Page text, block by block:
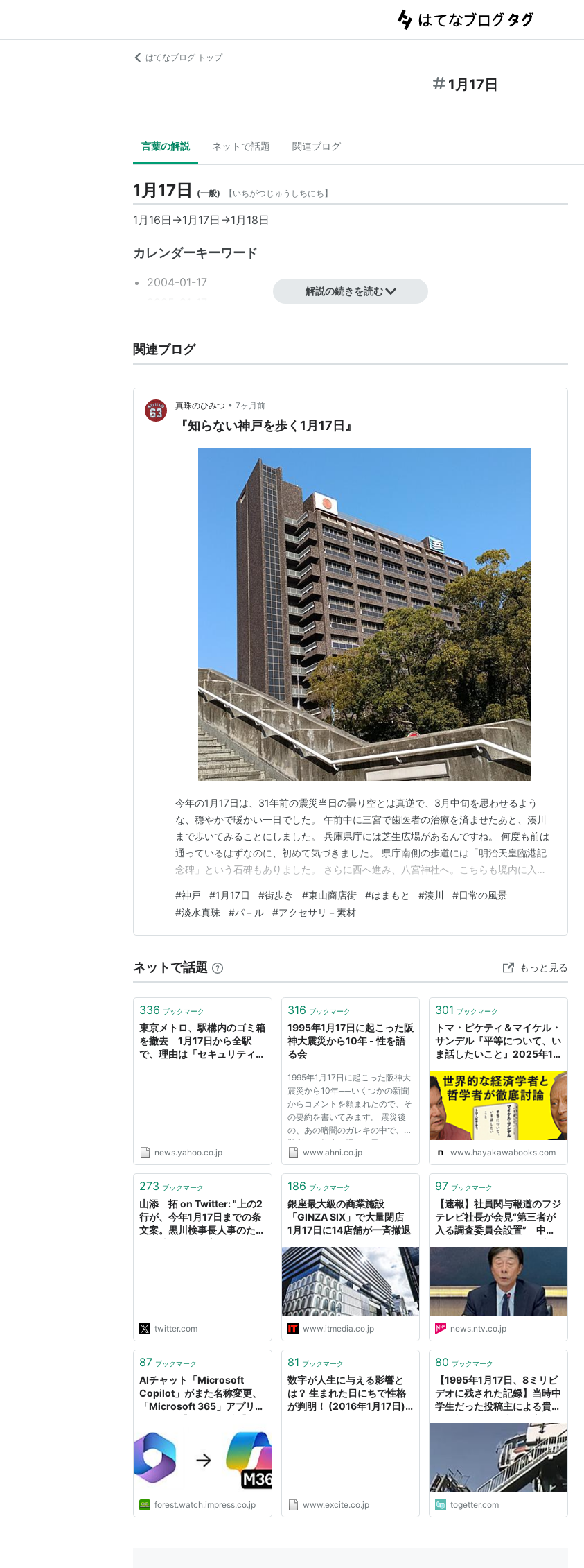
はてなブログ トップ
1月17日
言葉の解説 ネットで話題 関連ブログ
1月17日 (一般) 【いちがつじゅうしちにち】
1月16日 →1月17日 →1月18日
カレンダーキーワード
2004-01-17
2007-01-17
2008-01-17
2010-01-17
2011-01-17
長谷川海太郎（作家）
細川隆元（政治評論家）
1929年 村田英雄（歌手）
1935年 大久保清（死刑囚）
1953年 南井克巳（調教師・元騎手）
1959年 山口百恵（歌手・俳優）
1962年 ジム・キャリー（俳優）
1968年 瀬名秀明（SF作家）
1970年 望月成晃（プロレスラー：DRAGON GATE）
1972年 平井堅（歌手）
1974年 マーク・ロビンソン（プロラグビー選手：神戸製鋼コベルコスティーラー
1978年 金子貴俊（タレント）
フィクション
1989年 桜咲刹那（魔法先生ネギま！）
2007年 阿部良雄（文学者。ボードレール研究者）
2010年 郷里大輔（声優）
出来事
1991年 湾岸戦争勃発
1月17日 今日は何の日〜毎日が記念日〜
http://www.d4.dion.ne.jp/~warapon/data00/birth-0117.htm
http://www.d4.dion.ne.jp/~warapon/data04/death-0117.htm
http://www.d4.dion.ne.jp/~warapon/data02/media-0117.htm
解説の続きを読む
関連ブログ
真珠のひみつ • 7ヶ月前
『知らない神戸を歩く1月17日』
今年の1月17日は、31年前の震災当日の曇り空とは真逆で、3月中旬を思わせるよう
な、穏やかで暖かい一日でした。 午前中に三宮で歯医者の治療を済ませたあと、湊川
まで歩いてみることにしました。 兵庫県庁には芝生広場があるんですね。 何度も前は
通っているはずなのに、初めて気づきました。 県庁南側の歩道には「明治天皇臨港記
念碑」という石碑もありました。 さらに西へ進み、八宮神社へ。こちらも境内に入る
に育ち、来月で58年。 それでも、まだまだ知らない場所がたくさんあります。 湊川に
着くころには、ちょうどお昼時。 東山商店街の…
#神戸 #1月17日 #街歩き #東山商店街 #はまもと #湊川 #日常の風景
#淡水真珠 #パ－ル #アクセサリ－素材
ネットで話題 もっと見る
336 ブックマーク
東京メトロ、駅構内のゴミ箱
を撤去 1月17日から全駅
で、理由は「セキュリティ強
news.yahoo.co.jp
316 ブックマーク
1995年1月17日に起こった阪
神大震災から10年 - 性を語
る会
1995年1月17日に起こった阪神大
震災から10年──いくつかの新聞
からコメントを頼まれたので、そ
の要約を書いてみます。 震災後
の、あの暗闇のガレキの中で、避
難所で、校庭の隅で、男たちによ
るレイプ事件は頻発していたのに
されず、社会問題として浮上して
震...
www.ahni.co.jp
301 ブックマーク
トマ・ピケティ＆マイケル・
サンデル『平等について、い
ま話したいこと』2025年1
Hayakawa Books &
Magazines（β）
www.hayakawabooks.com
273 ブックマーク
山添 拓 on Twitter: "上の2
行が、今年1月17日までの条
文案。黒川検事長人事のため
た。ここまでやる…
https://t.co/WnmdwqyJqL
"
twitter.com
186 ブックマーク
銀座最大級の商業施設
「GINZA SIX」で大量閉店
1月17日に14店舗が一斉撤退
www.itmedia.co.jp
97 ブックマーク
【速報】社員関与報道のフジ
テレビ社長が会見“第三者が
入る調査委員会設置” 中居
ル” 「現在まで説明出来て
いなかったことをお詫び」
（2025年1月17日掲載）｜
日テレNEWS NNN
news.ntv.co.jp
87 ブックマーク
AIチャット「Microsoft
Copilot」がまた名称変更、
「Microsoft 365」アプリも
今よりはわかりやすくなるか
らヨシッ！【やじうまの杜】
forest.watch.impress.co.jp
81 ブックマーク
数字が人生に与える影響と
は？ 生まれた日にちで性格
が判明！ (2016年1月17日) -
www.excite.co.jp
80 ブックマーク
【1995年1月17日、8ミリビ
デオに残された記録】当時中
学生だった投稿主による貴重
になったバスの映像も #阪神
淡路大震災30年
togetter.com